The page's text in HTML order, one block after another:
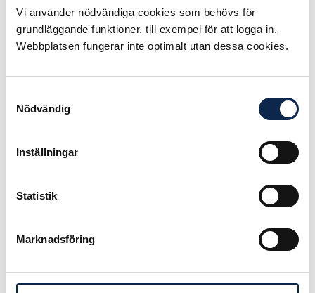
Vi använder nödvändiga cookies som behövs för
grundläggande funktioner, till exempel för att logga in.
Webbplatsen fungerar inte optimalt utan dessa cookies.
Nödvändig
Inställningar
Statistik
Marknadsföring
utöver det som din yrkesavdelning
gör. Läs mer om
kompetensutveckling.
Facklig utbildning
i en rad ämnen. Aktuella kurser
Film och om fackligt arbete i Scen &
som är öppen för alla. Den